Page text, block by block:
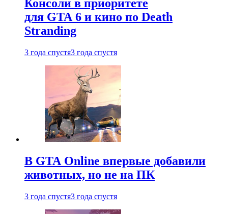
Консоли в приоритете
для GTA 6 и кино по Death
Stranding
3 года спустя3 года спустя
В GTA Online впервые добавили
животных, но не на ПК
3 года спустя3 года спустя